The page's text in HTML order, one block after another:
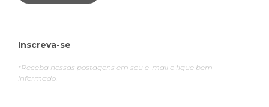
Inscreva-se
*Receba nossas postagens em seu e-mail e fique bem
informado.